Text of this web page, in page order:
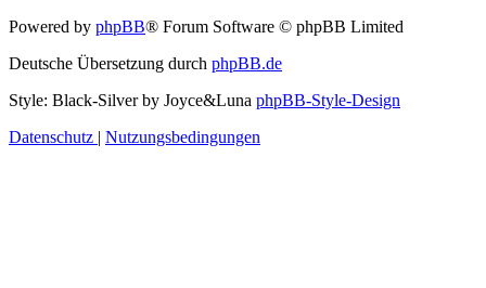
Powered by phpBB® Forum Software © phpBB Limited
Deutsche Übersetzung durch phpBB.de
Style: Black-Silver by Joyce&Luna phpBB-Style-Design
Datenschutz | Nutzungsbedingungen